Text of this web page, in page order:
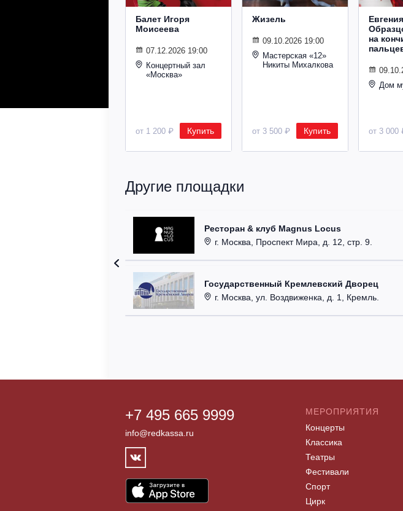
Балет Игоря
Моисеева
07.12.2026 19:00
Концертный зал
«Москва»
от 1 200 ₽ Купить
Жизель
09.10.2026 19:00
Мастерская «12»
Никиты Михалкова
от 3 500 ₽ Купить
Евгения
на
Дом
от 3 000
Другие площадки
Ресторан & клуб Magnus Locus
г. Москва, Проспект Мира, д. 12, стр. 9.
Государственный Кремлевский Дворец
г. Москва, ул. Воздвиженка, д. 1, Кремль.
+7 495 665 9999
info@redkassa.ru
МЕРОПРИЯТИЯ
Концерты
Классика
Театры
Фестивали
Спорт
Цирк